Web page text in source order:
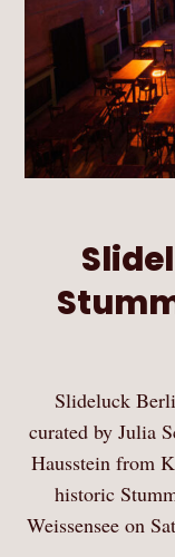
Slideluck
curated by Julia
Hausstein from
historic
Weissensee on